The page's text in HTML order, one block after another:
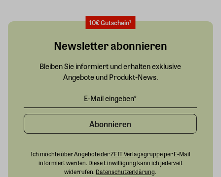
10€ Gutschein¹
Newsletter abonnieren
Bleiben Sie informiert und erhalten exklusive
Angebote und Produkt-News.
Abonnieren
Ich möchte über Angebote derZEIT Verlagsgruppeper E-Mail
informiert werden. Diese Einwilligung kann ich jederzeit
widerrufen. Datenschutzerklärung.